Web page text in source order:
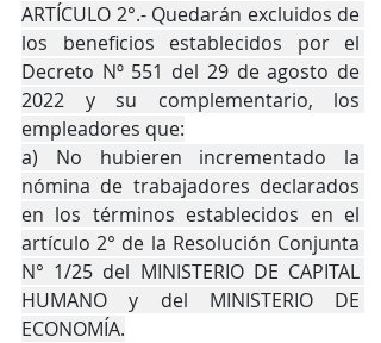
ARTÍCULO 2°.- Quedarán excluidos de
los beneficios establecidos por el
Decreto Nº 551 del 29 de agosto de
2022 y su complementario, los
empleadores que:
a) No hubieren incrementado la
nómina de trabajadores declarados
en los términos establecidos en el
artículo 2° de la Resolución Conjunta
N° 1/25 del MINISTERIO DE CAPITAL
HUMANO y del MINISTERIO DE
ECONOMÍA.